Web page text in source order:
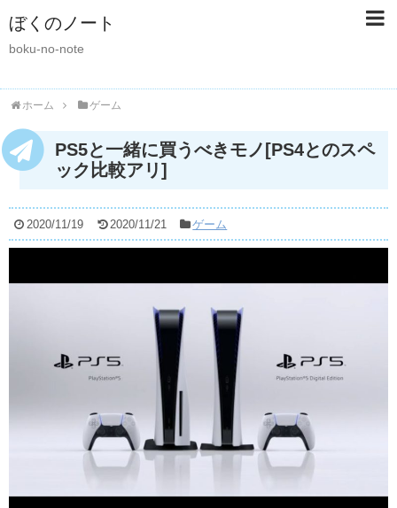
ぼくのノート
boku-no-note
ホーム ゲーム
PS5と一緒に買うべきモノ[PS4とのスペ
ック比較アリ]
2020/11/19 2020/11/21 ゲーム